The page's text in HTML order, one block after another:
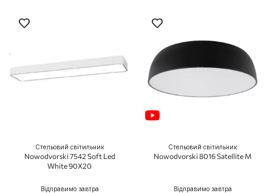
Стельовий світильник
Nowodvorski 7542 Soft Led
White 90X20
Відправимо завтра
Стельовий світильник
Nowodvorski 8016 Satellite M
Відправимо завтра